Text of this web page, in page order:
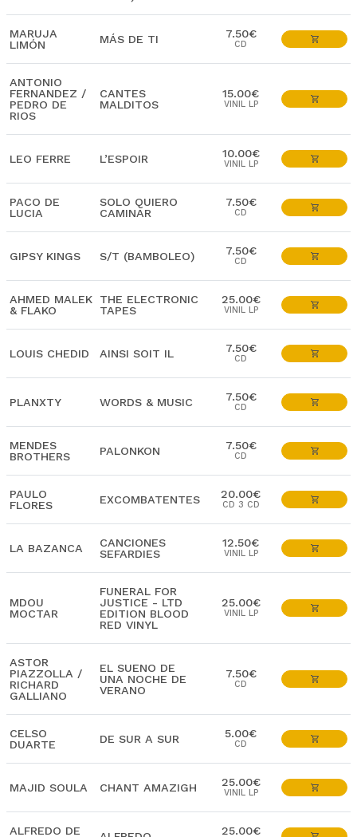
MARUJA
LIMÓN
MÁS DE TI 7.50€
CD
ANTONIO
FERNANDEZ /
PEDRO DE
RIOS
CANTES
MALDITOS
15.00€
VINIL LP
LEO FERRE L’ESPOIR 10.00€
VINIL LP
PACO DE
LUCIA
SOLO QUIERO
CAMINAR
7.50€
CD
GIPSY KINGS S/T (BAMBOLEO) 7.50€
CD
AHMED MALEK
& FLAKO
THE ELECTRONIC
TAPES
25.00€
VINIL LP
LOUIS CHEDID AINSI SOIT IL 7.50€
CD
PLANXTY WORDS & MUSIC 7.50€
CD
MENDES
BROTHERS
PALONKON 7.50€
CD
PAULO
FLORES
EXCOMBATENTES 20.00€
CD 3 CD
LA BAZANCA
CANCIONES
SEFARDIES
12.50€
VINIL LP
MDOU
MOCTAR
FUNERAL FOR
JUSTICE - LTD
EDITION BLOOD
RED VINYL
25.00€
VINIL LP
ASTOR
PIAZZOLLA /
RICHARD
GALLIANO
EL SUENO DE
UNA NOCHE DE
VERANO
7.50€
CD
CELSO
DUARTE
DE SUR A SUR 5.00€
CD
MAJID SOULA CHANT AMAZIGH 25.00€
VINIL LP
ALFREDO DE
25.00€